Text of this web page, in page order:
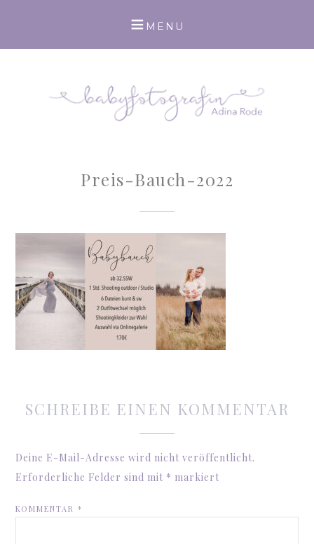
Preis-Bauch-2022
SCHREIBE EINEN KOMMENTAR
Deine E-Mail-Adresse wird nicht veröffentlicht.
Erforderliche Felder sind mit * markiert
KOMMENTAR*